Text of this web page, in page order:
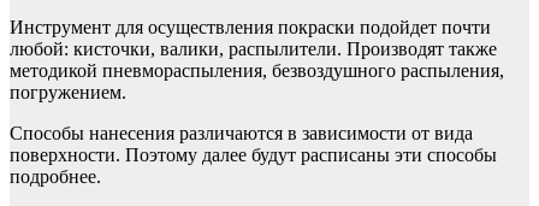
Инструмент для осуществления покраски подойдет почти
любой: кисточки, валики, распылители. Производят также
методикой пневмораспыления, безвоздушного распыления,
погружением.
Способы нанесения различаются в зависимости от вида
поверхности. Поэтому далее будут расписаны эти способы
подробнее.